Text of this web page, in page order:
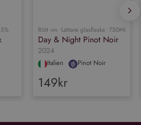
Rött vin •Lättare glasflaska •750ML •
Day & Night Pinot Noir
2024
Italien Pinot Noir
149kr
analystjänst. Denna cookie
unika användare genom att
tilldela ett slumpmässigt
genererat nummer som
webbplats och används för
att beräkna besökar-,
för
Google